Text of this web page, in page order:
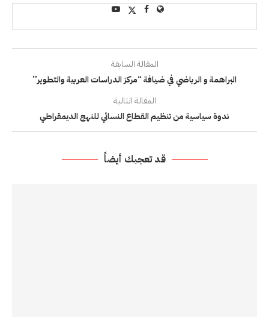
المقالة السابقة
البراهمة و الرياضي في ضيافة “مركز الدراسات العربية والتطوير”
المقالة التالية
ندوة سياسية من تنظيم القطاع النسائي للنهج الديمقراطي
قد تعجبك أيضاً